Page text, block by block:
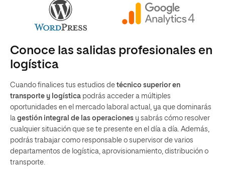
Conoce las salidas profesionales en
logística
Cuando finalices tus estudios de técnico superior en
transporte y logística podrás acceder a múltiples
oportunidades en el mercado laboral actual, ya que dominarás
la gestión integral de las operaciones y sabrás cómo resolver
cualquier situación que se te presente en el día a día. Además,
podrás trabajar como responsable o supervisor de varios
departamentos de logística, aprovisionamiento, distribución o
transporte.